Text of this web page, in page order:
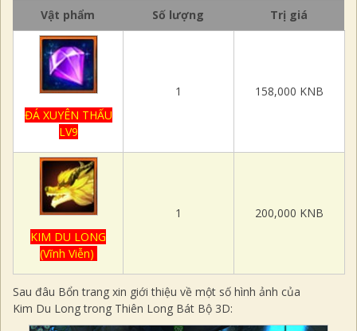
Vật phẩm Số lượng Trị giá
ĐÁ XUYÊN THẤU
LV9
1 158,000 KNB
KIM DU LONG
(Vĩnh Viễn)
1 200,000 KNB
Sau đâu Bổn trang xin giới thiệu về một số hình ảnh của
Kim Du Long trong Thiên Long Bát Bộ 3D: